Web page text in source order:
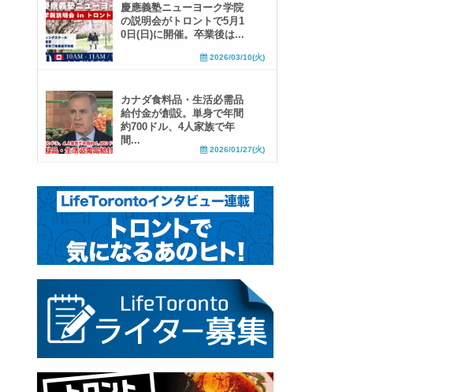
慶應義塾ニューヨーク学院
の説明会がトロントで5月1
0日(日)に開催。卒業後は...
2026/03/10(火)
カナダ食料品・生活必需品
給付金が創設。単身で年間
約700ドル、4人家族で年
間...
2026/01/27(火)